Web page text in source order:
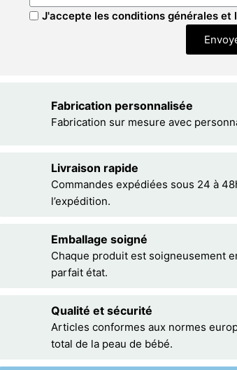
J'accepte les conditions générales
Fabrication personnalisée
Fabrication sur mesure avec
Livraison rapide
Commandes expédiées sous 24 à
l’expédition.
Emballage soigné
Chaque produit est soigneusement
parfait état.
Qualité et sécurité
Articles conformes aux normes
total de la peau de bébé.